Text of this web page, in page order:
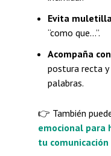
Evita
“como que…”.
Acompaña
postura recta
palabras.
👉 También
emocional para
tu comunicación